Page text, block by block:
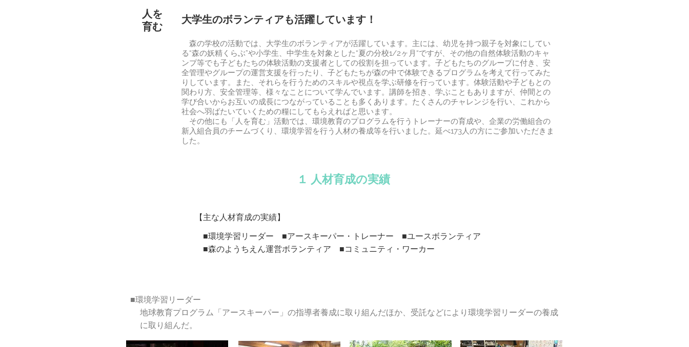
人を
育む
​大学生のボランティアも活躍しています！
森の学校の活動では、大学生のボランティアが活躍しています。主には、幼児を持つ親子を対象にしてい
る“森の妖精くらぶ”や小学生、中学生を対象とした“夏の分校1/2ヶ月“ですが、その他の自然体験活動のキャ
ンプ等でも子どもたちの体験活動の支援者としての役割を担っています。子どもたちのグループに付き、安
全管理やグループの運営支援を行ったり、子どもたちが森の中で体験できるプログラムを考えて行ってみた
りしています。また、それらを行うためのスキルや視点を学ぶ研修を行っています。体験活動や子どもとの
関わり方、安全管理等、様々なことについて学んでいます。講師を招き、学ぶこともありますが、仲間との
学び合いからお互いの成長につながっていることも多くあります。たくさんのチャレンジを行い、これから
社会へ羽ばたいていくための糧にしてもらえればと思います。
その他にも「人を育む」活動では、環境教育のプログラムを行うトレーナーの育成や、企業の労働組合の
新入組合員のチームづくり、環境学習を行う人材の養成等を行いました。延べ173人の方にご参加いただきま
した。
​１ 人材育成の実績
【主な人材育成の実績】
■環境学習リーダー ■アースキーパー・トレーナー ■ユースボランティア
■森のようちえん運営ボランティア ■コミュニティ・ワーカー
​■環境学習リーダー
地球教育プログラム「アースキーパー」の指導者養成に取り組んだほか、受託などにより環境学習リーダーの養成
に取り組んだ。